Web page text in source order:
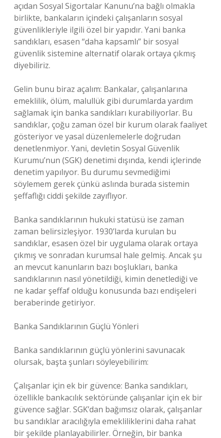
açıdan Sosyal Sigortalar Kanunu’na bağlı olmakla
birlikte, bankaların içindeki çalışanların sosyal
güvenlikleriyle ilgili özel bir yapıdır. Yani banka
sandıkları, esasen “daha kapsamlı” bir sosyal
güvenlik sistemine alternatif olarak ortaya çıkmış
diyebiliriz.
Gelin bunu biraz açalım: Bankalar, çalışanlarına
emeklilik, ölüm, malullük gibi durumlarda yardım
sağlamak için banka sandıkları kurabiliyorlar. Bu
sandıklar, çoğu zaman özel bir kurum olarak faaliyet
gösteriyor ve yasal düzenlemelerle doğrudan
denetlenmiyor. Yani, devletin Sosyal Güvenlik
Kurumu’nun (SGK) denetimi dışında, kendi içlerinde
denetim yapılıyor. Bu durumu sevmediğimi
söylemem gerek çünkü aslında burada sistemin
şeffaflığı ciddi şekilde zayıflıyor.
Banka sandıklarının hukuki statüsü ise zaman
zaman belirsizleşiyor. 1930’larda kurulan bu
sandıklar, esasen özel bir uygulama olarak ortaya
çıkmış ve sonradan kurumsal hale gelmiş. Ancak şu
an mevcut kanunların bazı boşlukları, banka
sandıklarının nasıl yönetildiği, kimin denetlediği ve
ne kadar şeffaf olduğu konusunda bazı endişeleri
beraberinde getiriyor.
Banka Sandıklarının Güçlü Yönleri
Banka sandıklarının güçlü yönlerini savunacak
olursak, başta şunları söyleyebilirim:
Çalışanlar için ek bir güvence: Banka sandıkları,
özellikle bankacılık sektöründe çalışanlar için ek bir
güvence sağlar. SGK’dan bağımsız olarak, çalışanlar
bu sandıklar aracılığıyla emekliliklerini daha rahat
bir şekilde planlayabilirler. Örneğin, bir banka